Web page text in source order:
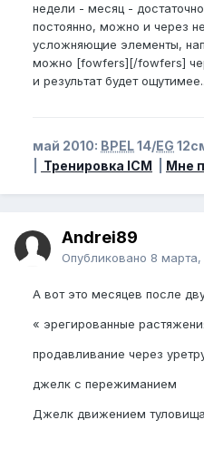
недели - месяц -
постоянно, можно и через
усложняющие элементы,
можно [fowfers][/fowfers]
и результат будет
май 2010: BPEL14/EG
Тренировка ICM Мне
Andrei89
Опубликовано 8 марта,
А вот это месяцев после
« эрегированные
продавливание через
джелк с пережиманием
Джелк движением